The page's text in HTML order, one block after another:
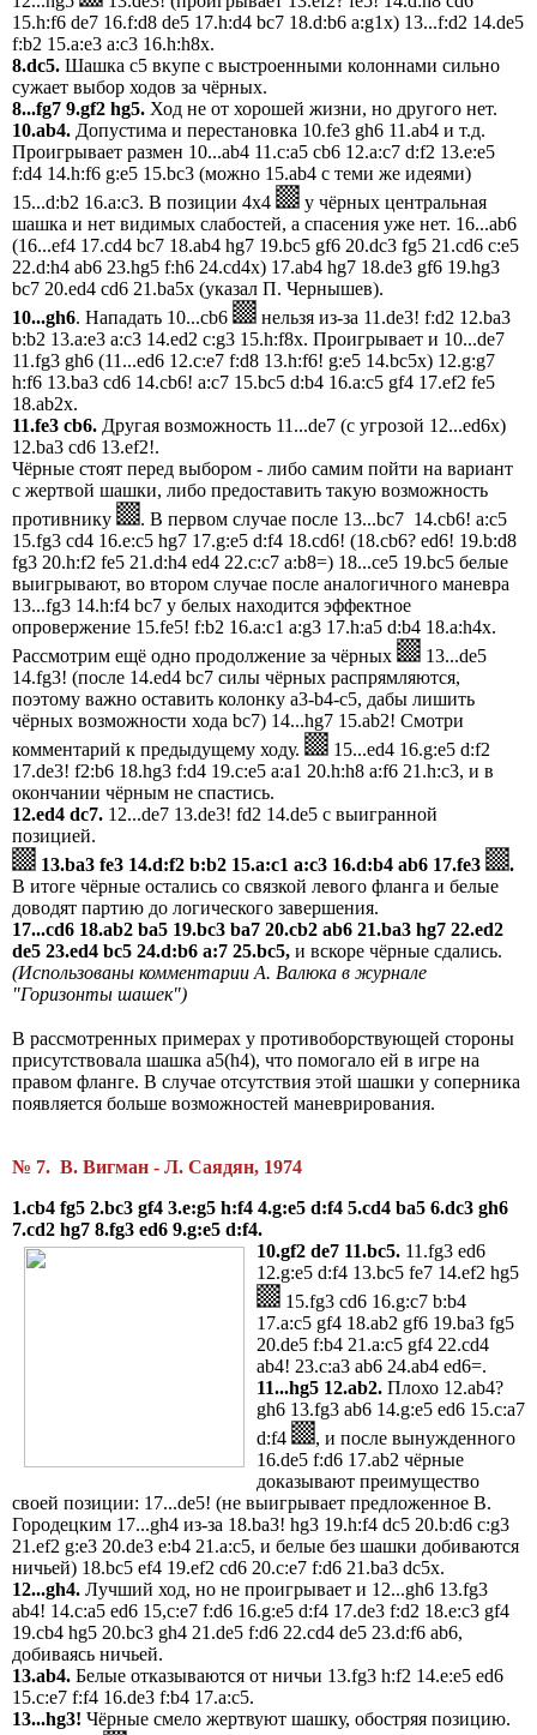
15.h:f6 de7 16.f:d8 de5 17.h:d4 bc7 18.d:b6 a:g1x) 13...f:d2 14.de5
f:b2 15.a:e3 a:c3 16.h:h8x.
8.dc5. Шашка c5 вкупе с выстроенными колоннами сильно
сужает выбор ходов за чёрных.
8...fg7 9.gf2 hg5. Ход не от хорошей жизни, но другого нет.
10.ab4. Допустима и перестановка 10.fe3 gh6 11.ab4 и т.д.
Проигрывает размен 10...ab4 11.c:a5 cb6 12.a:c7 d:f2 13.e:e5
f:d4 14.h:f6 g:e5 15.bc3 (можно 15.ab4 с теми же идеями)
15...d:b2 16.a:c3. В позиции 4x4
у чёрных центральная
шашка и нет видимых слабостей, а спасения уже нет. 16...ab6
(16...ef4 17.cd4 bc7 18.ab4 hg7 19.bc5 gf6 20.dc3 fg5 21.cd6 c:e5
22.d:h4 ab6 23.hg5 f:h6 24.cd4x) 17.ab4 hg7 18.de3 gf6 19.hg3
bc7 20.ed4 cd6 21.ba5x (указал П. Чернышев).
10...gh6. Нападать 10...cb6
нельзя из-за 11.de3! f:d2 12.ba3
b:b2 13.a:e3 a:c3 14.ed2 c:g3 15.h:f8x. Проигрывает и 10...de7
11.fg3 gh6 (11...ed6 12.c:e7 f:d8 13.h:f6! g:e5 14.bc5x) 12.g:g7
h:f6 13.ba3 cd6 14.cb6! a:c7 15.bc5 d:b4 16.a:c5 gf4 17.ef2 fe5
18.ab2x.
11.fe3 cb6. Другая возможность 11...de7 (с угрозой 12...ed6x)
12.ba3 cd6 13.ef2!.
Чёрные стоят перед выбором - либо самим пойти на вариант
с жертвой шашки, либо предоставить такую возможность
противнику
. В первом случае после 13...bc7 14.cb6! a:с5
15.fg3 cd4 16.e:c5 hg7 17.g:e5 d:f4 18.cd6! (18.cb6? ed6! 19.b:d8
fg3 20.h:f2 fe5 21.d:h4 ed4 22.c:c7 a:b8=) 18...ce5 19.bc5 белые
выигрывают, во втором случае после аналогичного маневра
13...fg3 14.h:f4 bc7 у белых находится эффектное
опровержение 15.fe5! f:b2 16.a:c1 a:g3 17.h:a5 d:b4 18.a:h4x.
Рассмотрим ещё одно продолжение за чёрных
13...de5
14.fg3! (после 14.ed4 bc7 силы чёрных распрямляются,
поэтому важно оставить колонку a3-b4-c5, дабы лишить
чёрных возможности хода bc7) 14...hg7 15.ab2! Смотри
комментарий к предыдущему ходу.
15...ed4 16.g:e5 d:f2
17.de3! f2:b6 18.hg3 f:d4 19.c:e5 a:a1 20.h:h8 a:f6 21.h:c3, и в
окончании чёрным не спастись.
12.ed4 dc7. 12...de7 13.de3! fd2 14.de5 с выигранной
позицией.
13.ba3 fe3 14.d:f2 b:b2 15.a:c1 a:c3 16.d:b4 ab6 17.fe3
.
В итоге чёрные остались со связкой левого фланга и белые
доводят партию до логического завершения.
17...cd6 18.ab2 ba5 19.bc3 ba7 20.cb2 ab6 21.ba3 hg7 22.ed2
de5 23.ed4 bc5 24.d:b6 a:7 25.bc5, и вскоре чёрные сдались.
(Использованы комментарии А. Валюка в журнале
"Горизонты шашек")
В рассмотренных примерах у противоборствующей стороны
присутствовала шашка a5(h4), что помогало ей в игре на
правом фланге. В случае отсутствия этой шашки у соперника
появляется больше возможностей маневрирования.
№ 7. В. Вигман - Л. Саядян, 1974
1.cb4 fg5 2.bc3 gf4 3.e:g5 h:f4 4.g:e5 d:f4 5.cd4 ba5 6.dc3 gh6
7.cd2 hg7 8.fg3 ed6 9.g:e5 d:f4.
10.gf2 de7 11.bc5. 11.fg3 ed6
12.g:e5 d:f4 13.bc5 fe7 14.ef2 hg5
15.fg3 cd6 16.g:c7 b:b4
17.a:c5 gf4 18.ab2 gf6 19.ba3 fg5
20.de5 f:b4 21.a:c5 gf4 22.cd4
ab4! 23.c:a3 ab6 24.ab4 ed6=.
11...hg5 12.ab2. Плохо 12.ab4?
gh6 13.fg3 ab6 14.g:e5 ed6 15.c:a7
d:f4
, и после вынужденного
16.de5 f:d6 17.ab2 чёрные
доказывают преимущество
своей позиции: 17...de5! (не выигрывает предложенное В.
Городецким 17...gh4 из-за 18.ba3! hg3 19.h:f4 dc5 20.b:d6 c:g3
21.ef2 g:e3 20.de3 e:b4 21.a:c5, и белые без шашки добиваются
ничьей) 18.bc5 ef4 19.ef2 cd6 20.c:e7 f:d6 21.ba3 dc5x.
12...gh4. Лучший ход, но не проигрывает и 12...gh6 13.fg3
ab4! 14.c:a5 ed6 15,c:e7 f:d6 16.g:e5 d:f4 17.de3 f:d2 18.e:c3 gf4
19.cb4 hg5 20.bc3 gh4 21.de5 f:d6 22.cd4 de5 23.d:f6 ab6,
добиваясь ничьей.
13.ab4. Белые отказываются от ничьи 13.fg3 h:f2 14.e:e5 ed6
15.c:e7 f:f4 16.de3 f:b4 17.a:c5.
13...hg3! Чёрные смело жертвуют шашку, обостряя позицию.